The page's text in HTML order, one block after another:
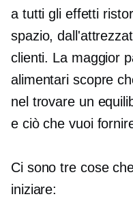
a tutti gli effetti
spazio,
clienti. La maggior
alimentari scopre
nel trovare un
e ciò che vuoi
Ci sono tre cose
iniziare: